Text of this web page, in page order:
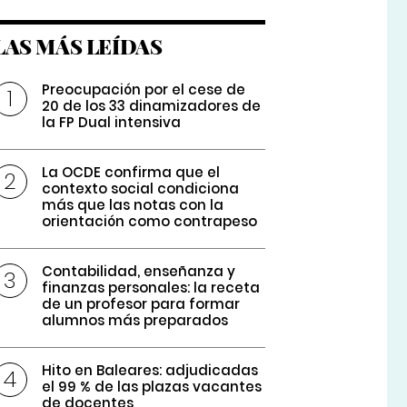
MÁS LEÍDAS
Preocupación por el cese de
20 de los 33 dinamizadores de
la FP Dual intensiva
La OCDE confirma que el
contexto social condiciona
más que las notas con la
orientación como contrapeso
Contabilidad, enseñanza y
finanzas personales: la receta
de un profesor para formar
alumnos más preparados
Hito en Baleares: adjudicadas
el 99 % de las plazas vacantes
de docentes